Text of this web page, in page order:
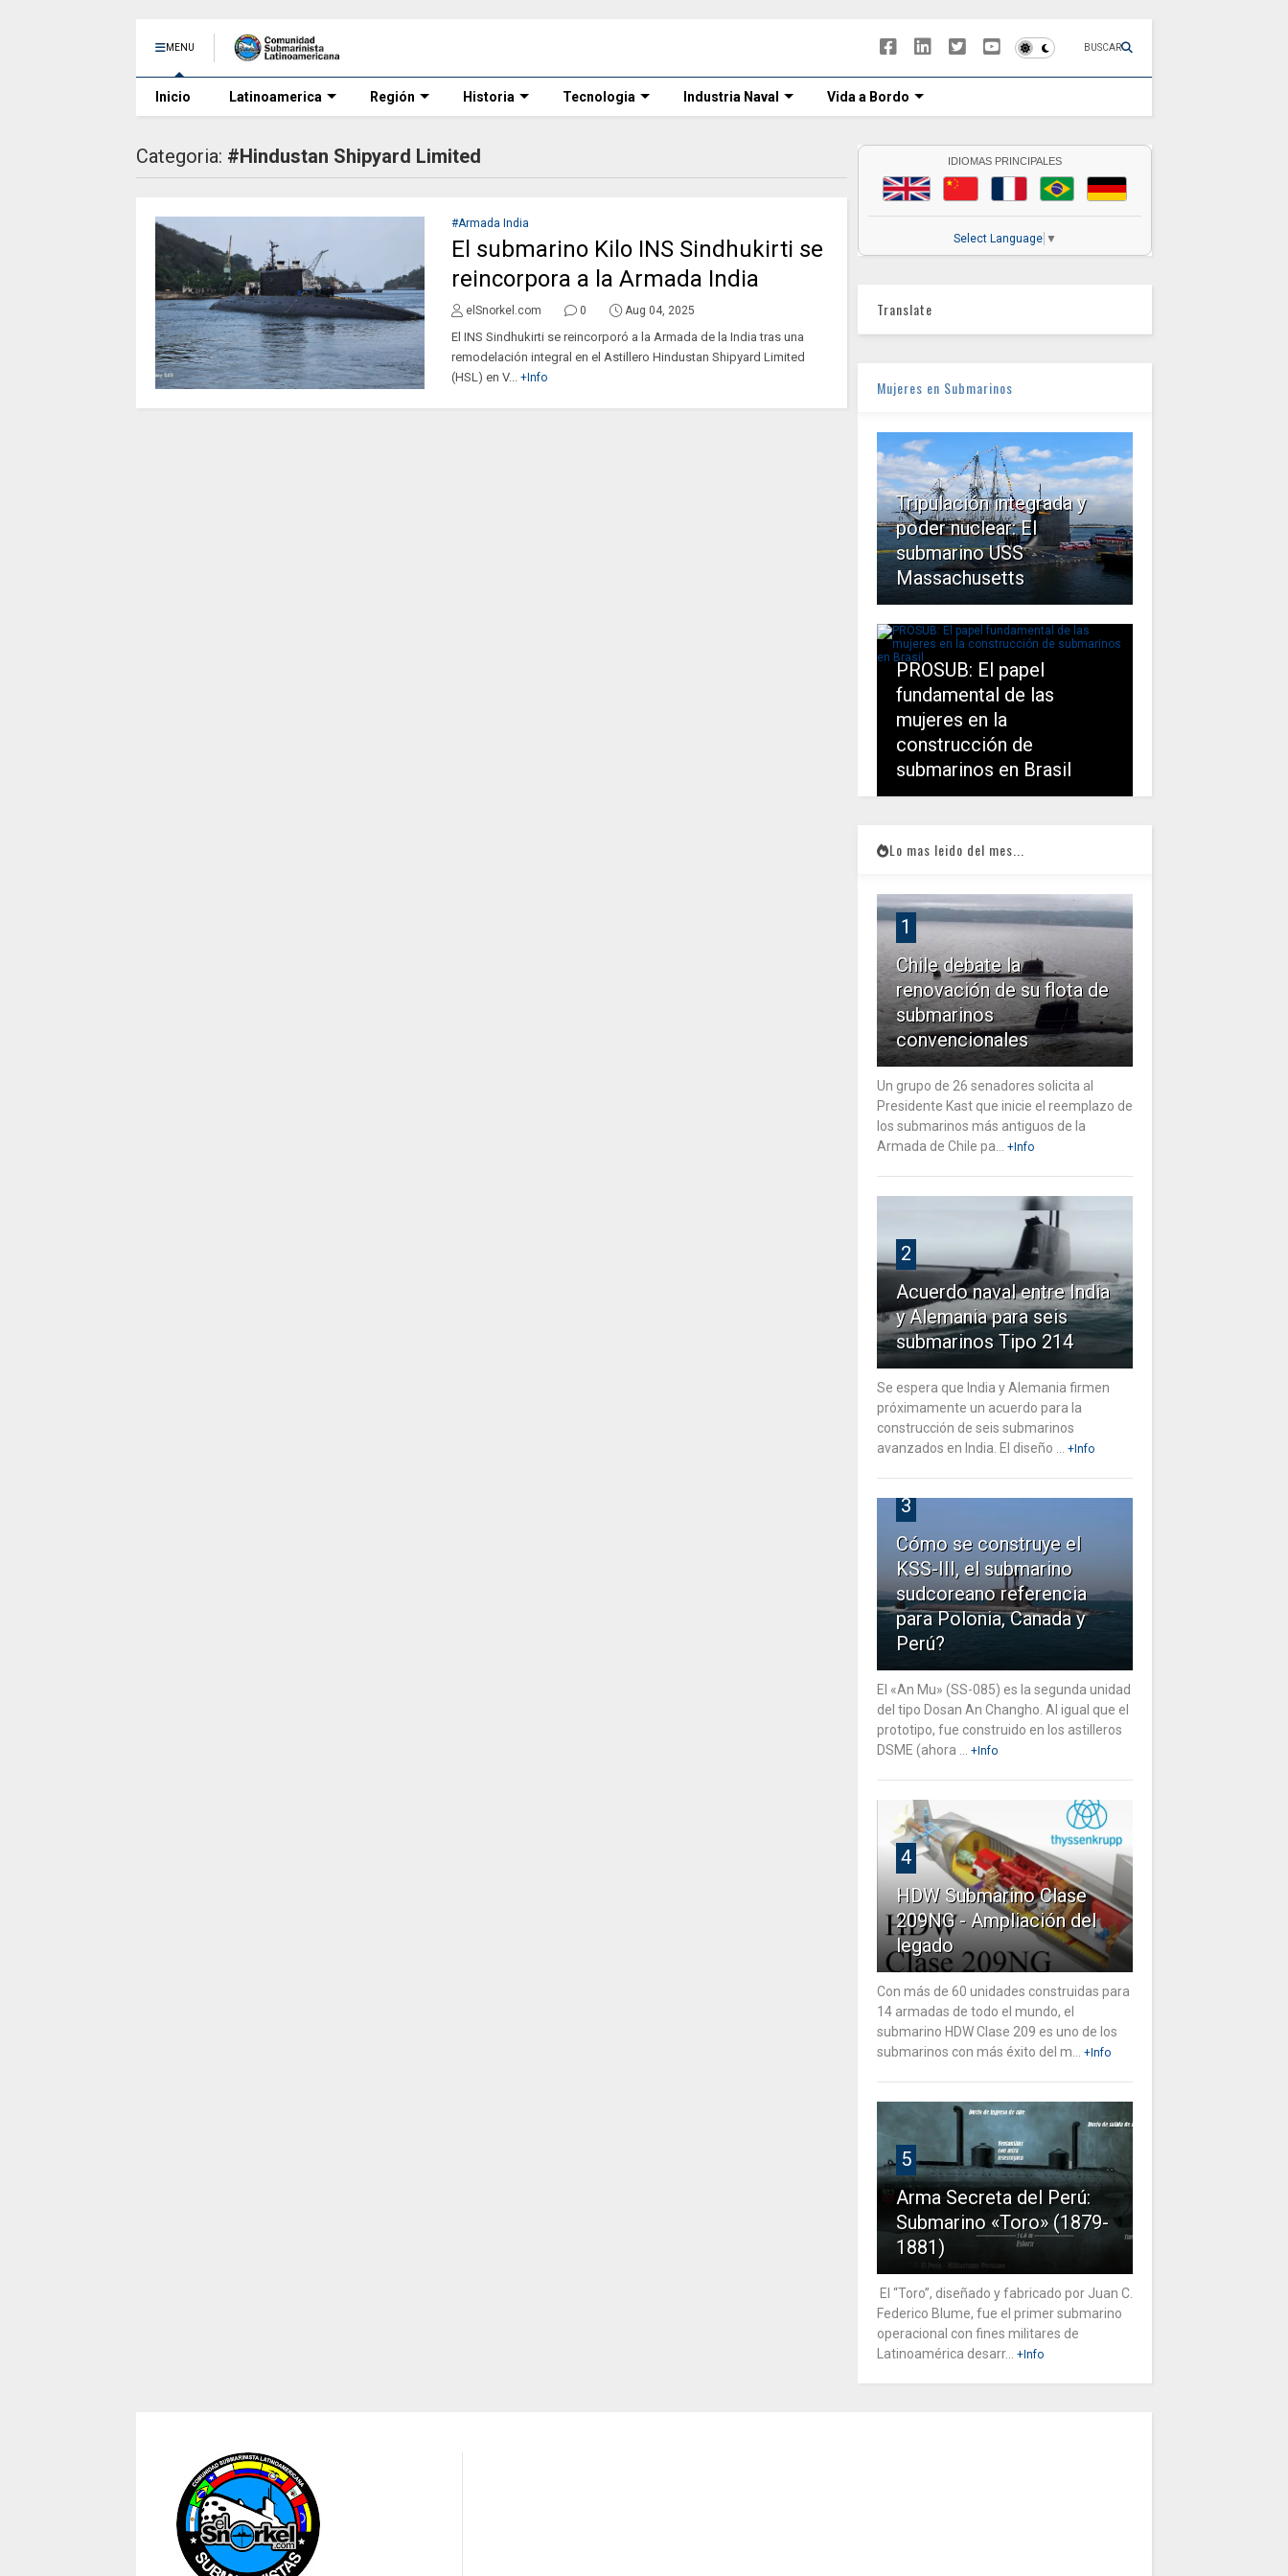
MENU BUSCAR
Inicio Latinoamerica Región Historia Tecnologia Industria Naval Vida a Bordo
Categoria: #Hindustan Shipyard Limited
#Armada India
El submarino Kilo INS Sindhukirti se
reincorpora a la Armada India
elSnorkel.com 0 Aug 04, 2025
El INS Sindhukirti se reincorporó a la Armada de la India tras una
remodelación integral en el Astillero Hindustan Shipyard Limited
(HSL) en V... +Info
IDIOMAS PRINCIPALES
Select Language ▼
Translate
Mujeres en Submarinos
Tripulación integrada y
poder nuclear: El
submarino USS
Massachusetts
PROSUB: El papel
fundamental de las
mujeres en la
construcción de
submarinos en Brasil
Lo mas leido del mes...
1
Chile debate la
renovación de su flota de
submarinos
convencionales
Un grupo de 26 senadores solicita al
Presidente Kast que inicie el reemplazo de
los submarinos más antiguos de la
Armada de Chile pa...
+Info
2
Acuerdo naval entre India
y Alemania para seis
submarinos Tipo 214
Se espera que India y Alemania firmen
próximamente un acuerdo para la
construcción de seis submarinos
avanzados en India. El diseño ...
+Info
3
Cómo se construye el
KSS-III, el submarino
sudcoreano referencia
para Polonia, Canada y
Perú?
El «An Mu» (SS-085) es la segunda unidad
del tipo Dosan An Changho. Al igual que el
prototipo, fue construido en los astilleros
DSME (ahora ...
+Info
4
HDW Submarino Clase
209NG - Ampliación del
legado
Con más de 60 unidades construidas para
14 armadas de todo el mundo, el
submarino HDW Clase 209 es uno de los
submarinos con más éxito del m...
+Info
5
Arma Secreta del Perú:
Submarino «Toro» (1879-
1881)
El “Toro”, diseñado y fabricado por Juan C.
Federico Blume, fue el primer submarino
operacional con fines militares de
Latinoamérica desarr...
+Info